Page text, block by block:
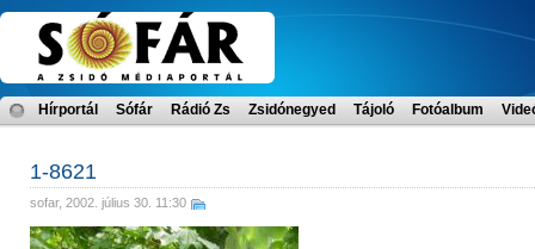
Hírportál Sófár Rádió Zs Zsidónegyed Tájoló Fotóalbum
1-8621
sofar, 2002. július 30. 11:30